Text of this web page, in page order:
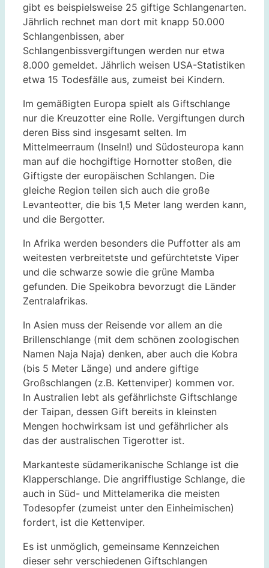
gibt es beispielsweise 25 giftige Schlangenarten.
Jährlich rechnet man dort mit knapp 50.000
Schlangenbissen, aber
Schlangenbissvergiftungen werden nur etwa
8.000 gemeldet. Jährlich weisen USA-Statistiken
etwa 15 Todesfälle aus, zumeist bei Kindern.
Im gemäßigten Europa spielt als Giftschlange
nur die Kreuzotter eine Rolle. Vergiftungen durch
deren Biss sind insgesamt selten. Im
Mittelmeerraum (Inseln!) und Südosteuropa kann
man auf die hochgiftige Hornotter stoßen, die
Giftigste der europäischen Schlangen. Die
gleiche Region teilen sich auch die große
Levanteotter, die bis 1,5 Meter lang werden kann,
und die Bergotter.
In Afrika werden besonders die Puffotter als am
weitesten verbreitetste und gefürchtetste Viper
und die schwarze sowie die grüne Mamba
gefunden. Die Speikobra bevorzugt die Länder
Zentralafrikas.
In Asien muss der Reisende vor allem an die
Brillenschlange (mit dem schönen zoologischen
Namen Naja Naja) denken, aber auch die Kobra
(bis 5 Meter Länge) und andere giftige
Großschlangen (z.B. Kettenviper) kommen vor.
In Australien lebt als gefährlichste Giftschlange
der Taipan, dessen Gift bereits in kleinsten
Mengen hochwirksam ist und gefährlicher als
das der australischen Tigerotter ist.
Markanteste südamerikanische Schlange ist die
Klapperschlange. Die angrifflustige Schlange, die
auch in Süd- und Mittelamerika die meisten
Todesopfer (zumeist unter den Einheimischen)
fordert, ist die Kettenviper.
Es ist unmöglich, gemeinsame Kennzeichen
dieser sehr verschiedenen Giftschlangen